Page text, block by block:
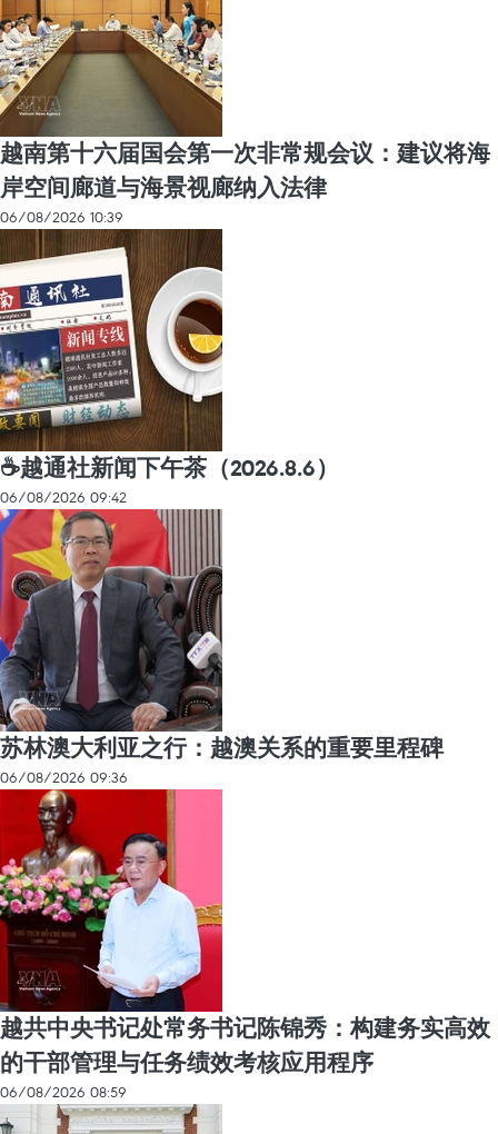
越南第十六届国会第一次非常规会议：建议将海
岸空间廊道与海景视廊纳入法律
06/08/2026 10:39
☕️越通社新闻下午茶（2026.8.6）
06/08/2026 09:42
苏林澳大利亚之行：越澳关系的重要里程碑
06/08/2026 09:36
越共中央书记处常务书记陈锦秀：构建务实高效
的干部管理与任务绩效考核应用程序
06/08/2026 08:59